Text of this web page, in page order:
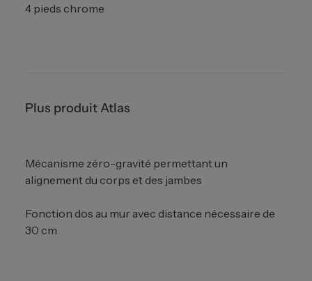
4 pieds chrome
Plus produit Atlas
Mécanisme zéro-gravité permettant un
alignement du corps et des jambes
Fonction dos au mur avec distance nécessaire de
30 cm